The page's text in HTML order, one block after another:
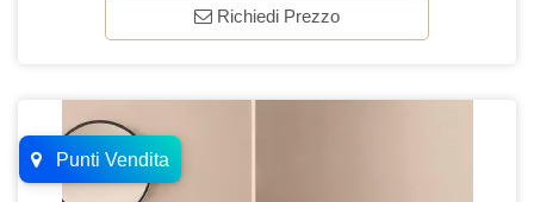
Richiedi Prezzo
Punti Vendita